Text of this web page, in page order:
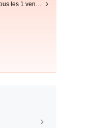
Afficher tous les 1 vendeurs